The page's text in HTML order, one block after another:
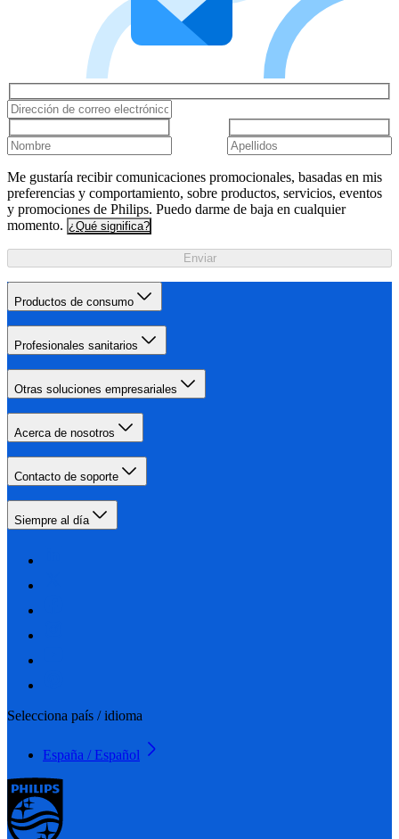
Me gustaría recibir comunicaciones promocionales, basadas en mis
preferencias y comportamiento, sobre productos, servicios, eventos
y promociones de Philips. Puedo darme de baja en cualquier
momento. ¿Qué significa?
Enviar
Productos de consumo
Profesionales sanitarios
Otras soluciones empresariales
Acerca de nosotros
Contacto de soporte
Siempre al día
Selecciona país / idioma
España / Español